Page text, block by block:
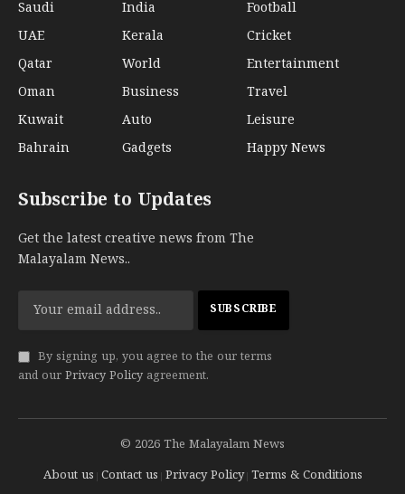
Saudi
UAE
Qatar
Oman
Kuwait
Bahrain
India
Kerala
World
Business
Auto
Gadgets
Football
Cricket
Entertainment
Travel
Leisure
Happy News
Subscribe to Updates
Get the latest creative news from The
Malayalam News..
By signing up, you agree to the our terms
and our Privacy Policy agreement.
© 2026 The Malayalam News
About us Contact us Privacy Policy Terms & Conditions